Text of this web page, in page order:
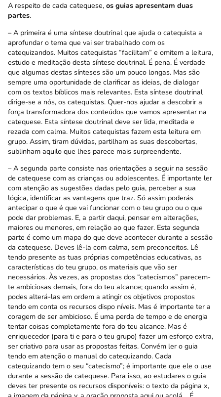
A respeito de cada catequese, os guias apresentam duas
partes.
– A primeira é uma síntese doutrinal que ajuda o catequista a
aprofundar o tema que vai ser trabalhado com os
catequizandos. Muitos catequistas “facilitam” e omitem a leitura,
estudo e meditação desta síntese doutrinal. É pena. É verdade
que algumas destas sínteses são um pouco longas. Mas são
sempre uma oportunidade de clarificar as ideias, de dialogar
com os textos bíblicos mais relevantes. Esta síntese doutrinal
dirige-se a nós, os catequistas. Quer-nos ajudar a descobrir a
força transformadora dos conteúdos que vamos apresentar na
catequese. Esta síntese doutrinal deve ser lida, meditada e
rezada com calma. Muitos catequistas fazem esta leitura em
grupo. Assim, tiram dúvidas, partilham as suas descobertas,
sublinham aquilo que lhes parece mais surpreendente.
– A segunda parte consiste nas orientações a seguir na sessão
de catequese com as crianças ou adolescentes. É importante ler
com atenção as sugestões dadas pelo guia, perceber a sua
lógica, identificar as vantagens que traz. Só assim poderás
antecipar o que é que vai funcionar com o teu grupo ou o que
pode dar problemas. E, a partir daqui, pensar em alterações,
maiores ou menores, em relação ao que fazer. Esta segunda
parte é como um mapa do que deve acontecer durante a sessão
da catequese. Deves lê-la com calma, sem preconceitos. Lê
tendo presente as tuas próprias competências educativas, as
características do teu grupo, os materiais que vão ser
necessários. Às vezes, as propostas dos “catecismos” parecem-
te ambiciosas demais, fora do teu alcance; quando assim é,
podes alterá-las em ordem a atingir os objetivos propostos
tendo em conta os recursos dispo níveis. Mas é importante ter a
coragem de ser ambicioso. É uma perda de tempo e de energia
tentar coisas completamente fora do teu alcance. Mas é
enriquecedor (para ti e para o teu grupo) fazer um esforço extra,
ser criativo para usar as propostas feitas. Convém ler o guia
tendo em atenção o manual do catequizando. Cada
catequizando tem o seu “catecismo”; é importante que ele o use
durante a sessão de catequese. Para isso, ao estudares o guia
deves ter presente os recursos disponíveis: o texto da página x,